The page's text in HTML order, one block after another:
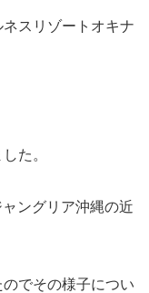
スリゾートオキナ
た。
ングリア沖縄の近
でその様子につい